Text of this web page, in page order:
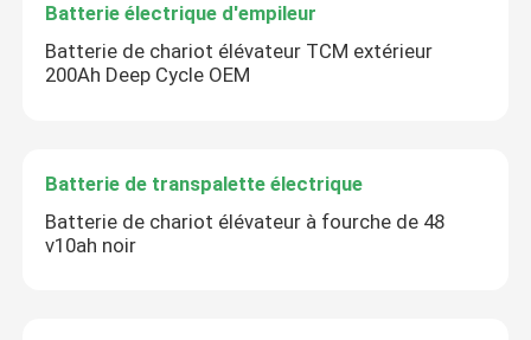
Batterie électrique d'empileur
Batterie de chariot élévateur TCM extérieur
200Ah Deep Cycle OEM
Batterie de transpalette électrique
Batterie de chariot élévateur à fourche de 48
v10ah noir